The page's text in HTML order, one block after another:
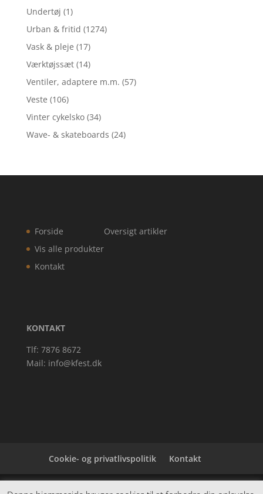
Undertøj (1)
Urban & fritid (1274)
Vask & pleje (17)
Værktøjssæt (14)
Ventiler, adaptere m.m. (57)
Veste (106)
Vinter cykelsko (34)
Wave- & skateboards (24)
Forside
Vis alle produkter
Kontakt
Oversigt artikler
KONTAKT
Tlf: 7876 8672
Mail: info@kfest.dk
Cookie- og privatlivspolitik Kontakt
Denne hjemmeside samler et bredt udvalg af